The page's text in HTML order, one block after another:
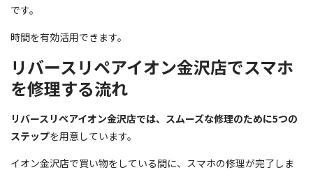
です。
時間を有効活用できます。
リバースリペアイオン金沢店でスマホ
を修理する流れ
リバースリペアイオン金沢店では、スムーズな修理のために5つの
ステップを用意しています。
イオン金沢店で買い物をしている間に、スマホの修理が完了しま